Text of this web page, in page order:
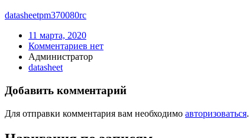
datasheetpm370080rc
11 марта, 2020
Комментариев нет
Администратор
datasheet
Добавить комментарий
Для отправки комментария вам необходимо авторизоваться.